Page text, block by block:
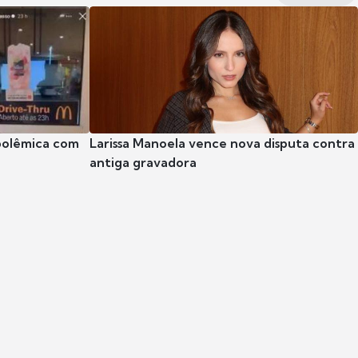
com
Larissa Manoela vence nova disputa contra
antiga gravadora